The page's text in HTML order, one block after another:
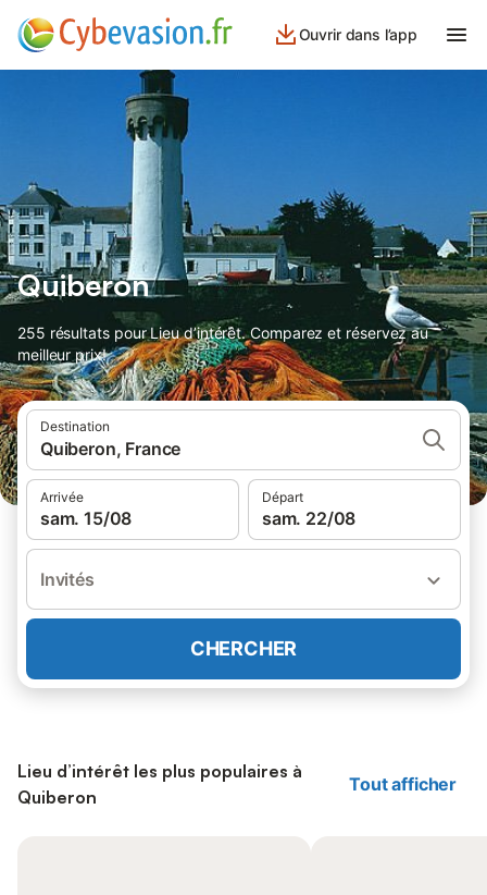
Ouvrir dans l’app
Quiberon
255 résultats pour Lieu d’intérêt. Comparez et réservez au
meilleur prix!
Destination
Quiberon, France
Arrivée
sam. 15/08
Départ
sam. 22/08
Invités
CHERCHER
Lieu d’intérêt les plus populaires à
Quiberon
Tout afficher